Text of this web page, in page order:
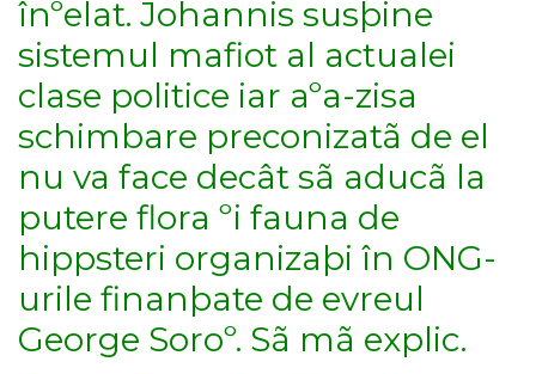
înºelat. Johannis susþine
sistemul mafiot al actualei
clase politice iar aºa-zisa
schimbare preconizatã de el
nu va face decât sã aducã la
putere flora ºi fauna de
hippsteri organizaþi în ONG-
urile finanþate de evreul
George Soroº. Sã mã explic.